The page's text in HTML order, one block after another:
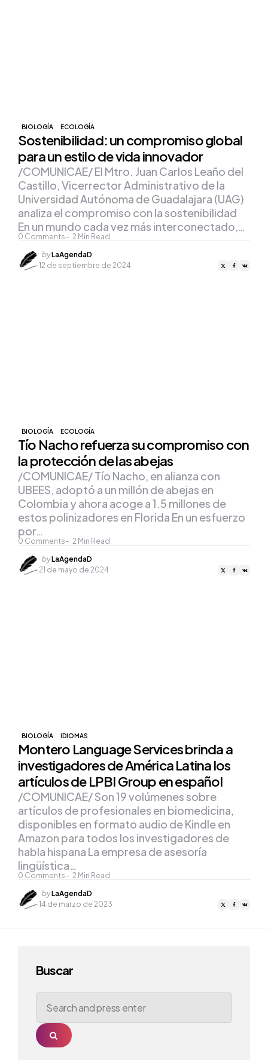
BIOLOGÍA ECOLOGÍA
Sostenibilidad: un compromiso global
para un estilo de vida innovador
0 Comments 2 Min Read
/COMUNICAE/ El Mtro. Juan Carlos Leaño del
Castillo, Vicerrector Administrativo de la
Universidad Autónoma de Guadalajara (UAG)
analiza el compromiso con la sostenibilidad
En un mundo cada vez más interconectado,…
Posted
by
byLaAgendaD
12 de septiembre de 2024
BIOLOGÍA ECOLOGÍA
Tío Nacho refuerza su compromiso con
la protección de las abejas
0 Comments 2 Min Read
/COMUNICAE/ Tío Nacho, en alianza con
UBEES, adoptó a un millón de abejas en
Colombia y ahora acoge a 1.5 millones de
estos polinizadores en Florida En un esfuerzo
por…
Posted
by
byLaAgendaD
21 de mayo de 2024
BIOLOGÍA IDIOMAS
Montero Language Services brinda a
investigadores de América Latina los
artículos de LPBI Group en español
0 Comments 2 Min Read
/COMUNICAE/ Son 19 volúmenes sobre
artículos de profesionales en biomedicina,
disponibles en formato audio de Kindle en
Amazon para todos los investigadores de
habla hispana La empresa de asesoría
lingüística…
Posted
by
byLaAgendaD
14 de marzo de 2023
Buscar
Search
for:
Search